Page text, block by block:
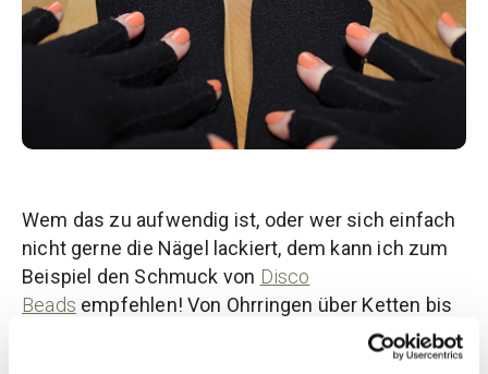
Wem das zu aufwendig ist, oder wer sich einfach
nicht gerne die Nägel lackiert, dem kann ich zum
Beispiel den Schmuck von Disco
Beads empfehlen! Von Ohrringen über Ketten bis
hin zu Ringen, uni oder bunt. Es gibt hier so viele
Farben und Kombinationen – da ist sicher für